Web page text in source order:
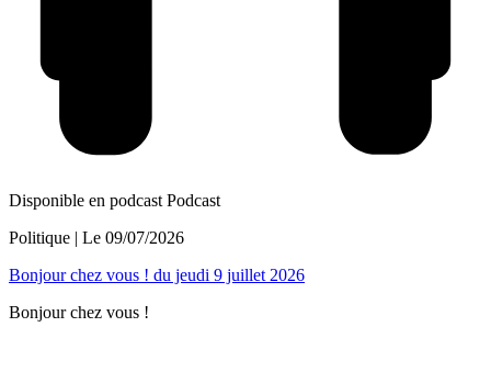
Disponible en podcast Podcast
Politique | Le 09/07/2026
Bonjour chez vous ! du jeudi 9 juillet 2026
Bonjour chez vous !